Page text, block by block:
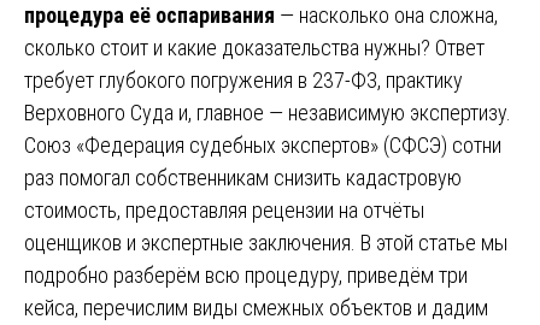
процедура её оспаривания — насколько она сложна,
сколько стоит и какие доказательства нужны? Ответ
требует глубокого погружения в 237-ФЗ, практику
Верховного Суда и, главное — независимую экспертизу.
Союз «Федерация судебных экспертов» (СФСЭ) сотни
раз помогал собственникам снизить кадастровую
стоимость, предоставляя рецензии на отчёты
оценщиков и экспертные заключения. В этой статье мы
подробно разберём всю процедуру, приведём три
кейса, перечислим виды смежных объектов и дадим